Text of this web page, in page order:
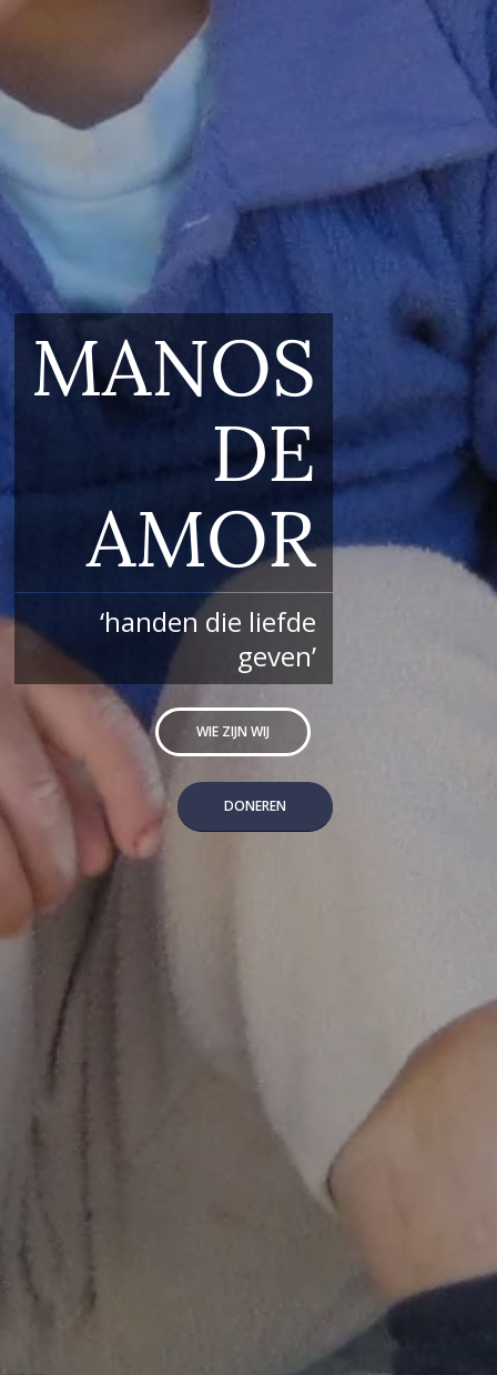
MANOS
DE
AMOR
‘handen die liefde
geven’
WIE ZIJN WIJ
DONEREN